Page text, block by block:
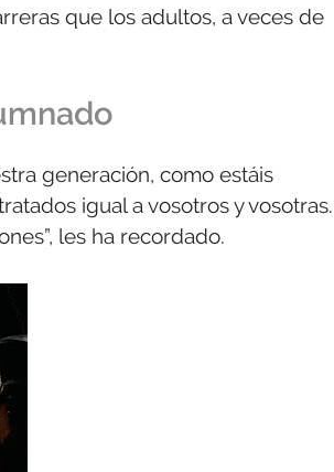
que los adultos, a veces de
generación, como estáis
igual a vosotros y vosotras.
les ha recordado.